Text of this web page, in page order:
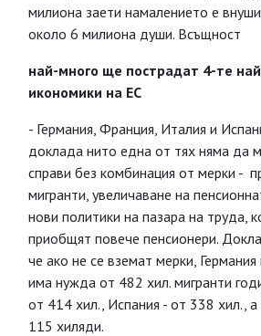
милиона заети намалението е
около 6 милиона души. Всъщност
най-много ще пострадат 4-те
икономики на ЕС
- Германия, Франция, Италия и
доклада нито една от тях няма да
справи без комбинация от мерки -
мигранти, увеличаване на
нови политики на пазара на труда,
приобщят повече пенсионери.
че ако не се вземат мерки,
има нужда от 482 хил. мигранти
от 414 хил., Испания - от 338 хил.,
115 хиляди.